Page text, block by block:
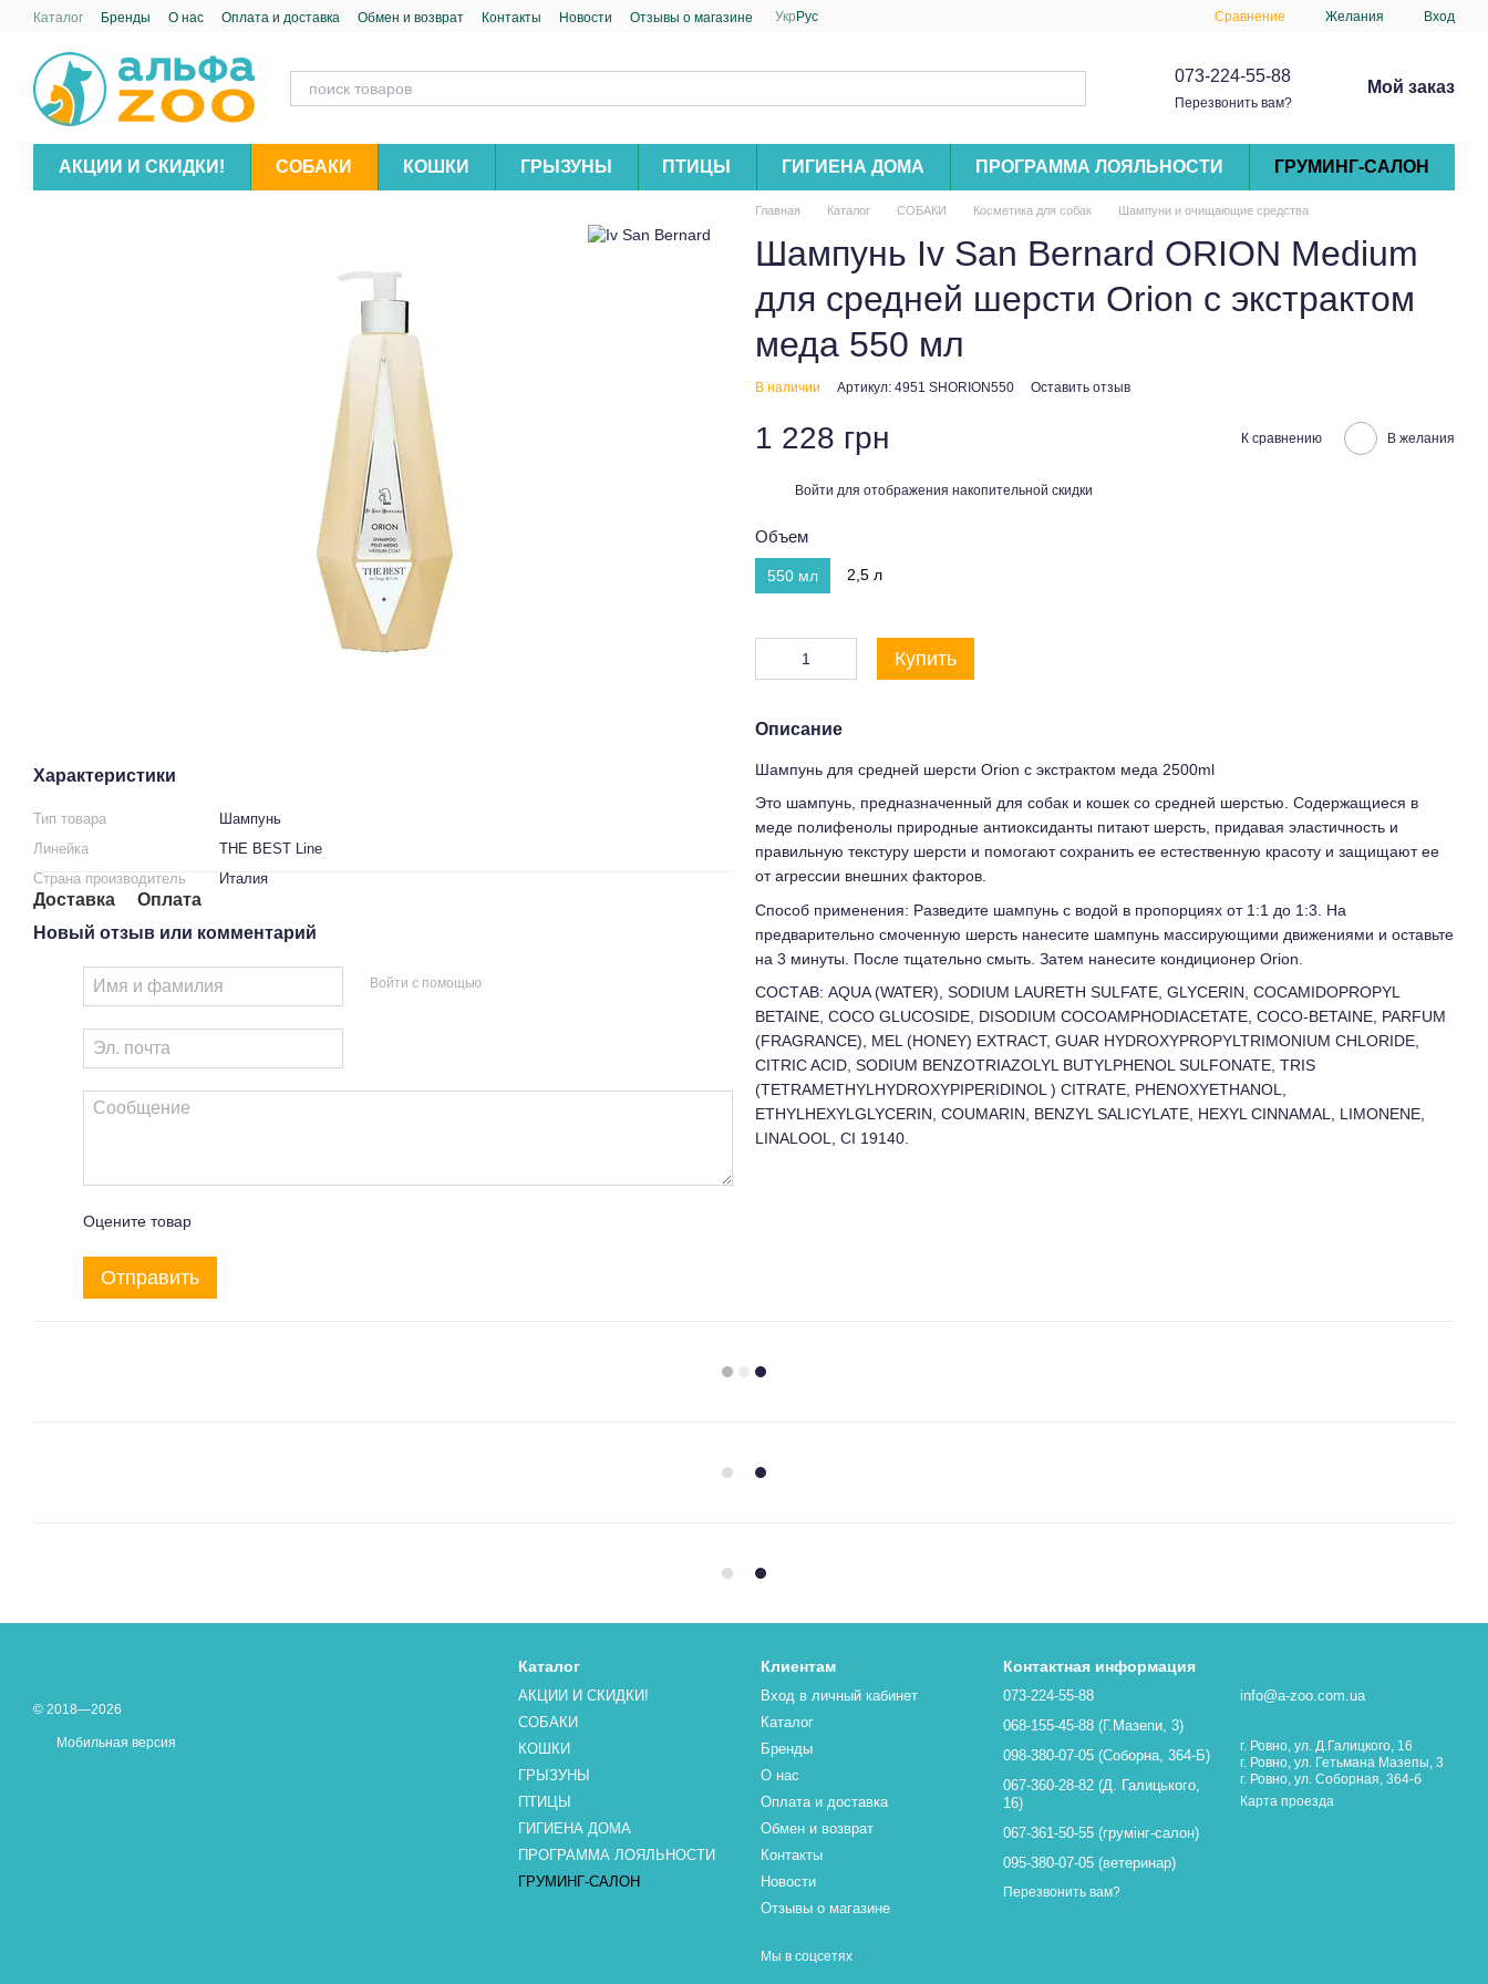
Перейти к основному контенту
Каталог Бренды О нас Оплата и доставка Обмен и возврат Контакты Новости Отзывы о магазине Укр Рус Сравнение Желания Вход
073-224-55-88
Перезвонить вам?
Мой заказ
АКЦИИ И СКИДКИ! СОБАКИ КОШКИ ГРЫЗУНЫ ПТИЦЫ ГИГИЕНА ДОМА ПРОГРАММА ЛОЯЛЬНОСТИ ГРУМИНГ-САЛОН
Характеристики
Тип товара
Шампунь
Линейка
THE BEST Line
Страна производитель
Италия
Доставка
Оплата
Новый отзыв или комментарий
Войти с помощью
Оцените товар
Отправить
Главная Каталог СОБАКИ Косметика для собак Шампуни и очищающие средства
Шампунь Iv San Bernard ORION Medium
для средней шерсти Orion с экстрактом
меда 550 мл
В наличии Артикул: 4951 SHORION550 Оставить отзыв
1 228 грн К сравнению В желания
Войти для отображения накопительной скидки
Объем
550 мл 2,5 л
Купить
Описание
Шампунь для средней шерсти Orion с экстрактом меда 2500ml
Это шампунь, предназначенный для собак и кошек со средней шерстью. Содержащиеся в
меде полифенолы природные антиоксиданты питают шерсть, придавая эластичность и
правильную текстуру шерсти и помогают сохранить ее естественную красоту и защищают ее
от агрессии внешних факторов.
Способ применения: Разведите шампунь с водой в пропорциях от 1:1 до 1:3. На
предварительно смоченную шерсть нанесите шампунь массирующими движениями и оставьте
на 3 минуты. После тщательно смыть. Затем нанесите кондиционер Orion.
СОСТАВ: AQUA (WATER), SODIUM LAURETH SULFATE, GLYCERIN, COCAMIDOPROPYL
BETAINE, COCO GLUCOSIDE, DISODIUM COCOAMPHODIACETATE, COCO-BETAINE, PARFUM
(FRAGRANCE), MEL (HONEY) EXTRACT, GUAR HYDROXYPROPYLTRIMONIUM CHLORIDE,
CITRIC ACID, SODIUM BENZOTRIAZOLYL BUTYLPHENOL SULFONATE, TRIS
(TETRAMETHYLHYDROXYPIPERIDINOL ) CITRATE, PHENOXYETHANOL,
ETHYLHEXYLGLYCERIN, COUMARIN, BENZYL SALICYLATE, HEXYL CINNAMAL, LIMONENE,
LINALOOL, CI 19140.
© 2018—2026
Мобильная версия
Каталог
АКЦИИ И СКИДКИ!
СОБАКИ
КОШКИ
ГРЫЗУНЫ
ПТИЦЫ
ГИГИЕНА ДОМА
ПРОГРАММА ЛОЯЛЬНОСТИ
ГРУМИНГ-САЛОН
Клиентам
Вход в личный кабинет
Каталог
Бренды
О нас
Оплата и доставка
Обмен и возврат
Контакты
Новости
Отзывы о магазине
Мы в соцсетях
Контактная информация
073-224-55-88
068-155-45-88 (Г.Мазепи, 3)
098-380-07-05 (Соборна, 364-Б)
067-360-28-82 (Д. Галицького,
16)
067-361-50-55 (грумінг-салон)
095-380-07-05 (ветеринар)
Перезвонить вам?
info@a-zoo.com.ua
г. Ровно, ул. Д.Галицкого, 16
г. Ровно, ул. Гетьмана Мазепы, 3
г. Ровно, ул. Соборная, 364-б
Карта проезда